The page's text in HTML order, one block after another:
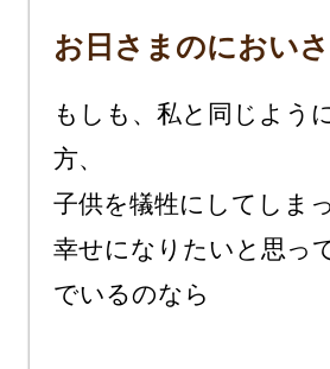
お日さまのにおい
もしも、私と同じよう
方、
子供を犠牲にしてしま
幸せになりたいと思っ
でいるのなら